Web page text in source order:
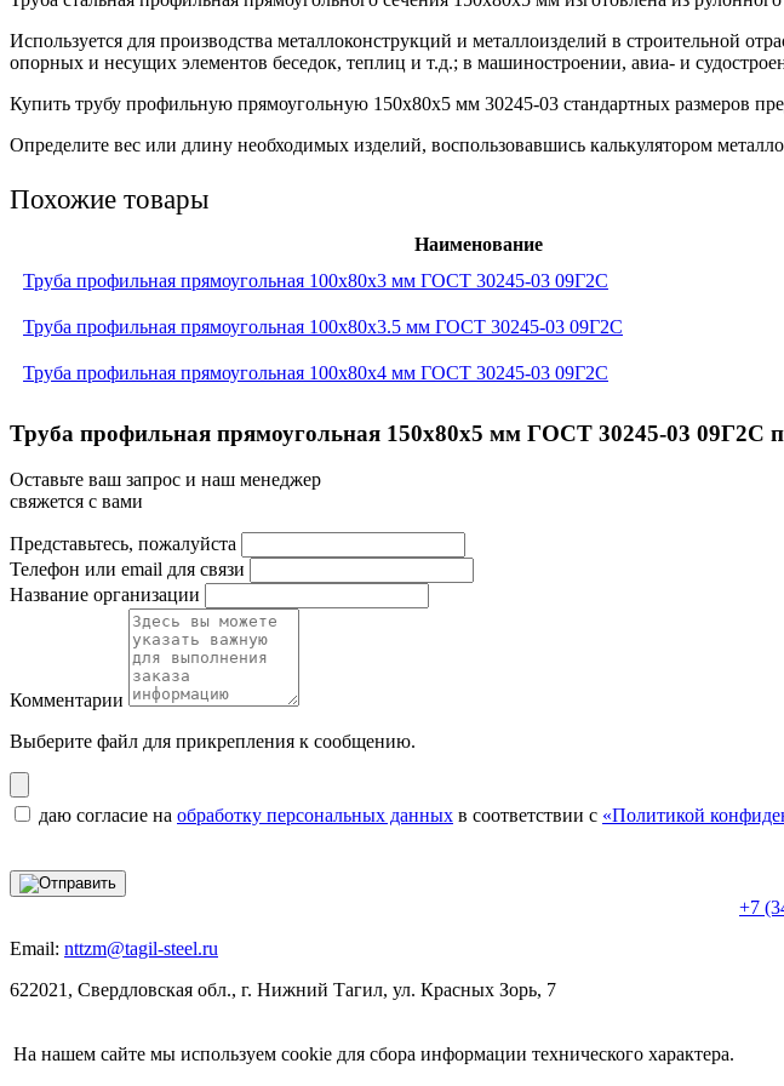
Используется для производства металлоконструкций и металлоизделий в строительной
опорных и несущих элементов беседок, теплиц и т.д.; в машиностроении, авиа- и
Купить трубу профильную прямоугольную 150х80х5 мм 30245-03 стандартных размеров
Определите вес или длину необходимых изделий, воспользовавшись калькулятором
Похожие товары
Наименование
Труба профильная прямоугольная 100x80x3 мм ГОСТ 30245-03 09Г2С
Труба профильная прямоугольная 100x80x3.5 мм ГОСТ 30245-03 09Г2С
Труба профильная прямоугольная 100x80x4 мм ГОСТ 30245-03 09Г2С
Труба профильная прямоугольная 150x80x5 мм ГОСТ 30245-03 09Г2С
Оставьте ваш запрос и наш менеджер
свяжется с вами
Представьтесь, пожалуйста
Телефон или email для связи
Название организации
Комментарии
Выберите файл для прикрепления к сообщению.
даю согласие на обработку персональных данных в соответствии с «Политикой
+7
Email: nttzm@tagil-steel.ru
622021, Свердловская обл., г. Нижний Тагил, ул. Красных Зорь, 7
На нашем сайте мы используем cookie для сбора информации технического характера.